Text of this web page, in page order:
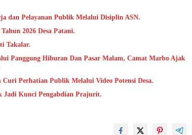
dan Pelayanan Publik Melalui Disiplin ASN.
2026 Desa Patani.
Takalar.
Panggung Hiburan Dan Pasar Malam, Camat Marbo Ajak
Curi Perhatian Publik Melalui Video Potensi Desa.
Jadi Kunci Pengabdian Prajurit.